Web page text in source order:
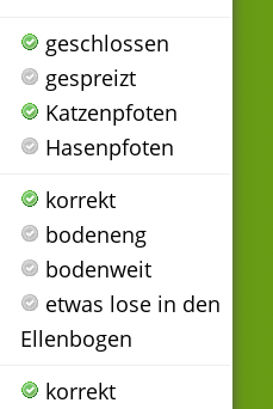
geschlossen
gespreizt
Katzenpfoten
Hasenpfoten
korrekt
bodeneng
bodenweit
etwas lose in den
Ellenbogen
korrekt